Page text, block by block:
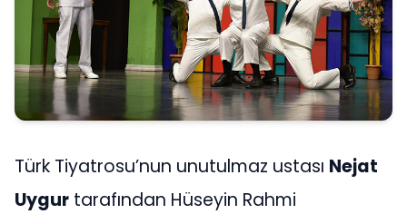
Türk Tiyatrosu’nun unutulmaz ustası Nejat
Uygur tarafından Hüseyin Rahmi